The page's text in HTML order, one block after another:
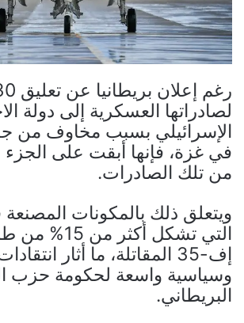
لصادراتها العسكرية إلى دولة
الإسرائيلي بسبب مخاوف من
في غزة، فإنها أبقت على الجزء
من تلك الصادرات.
ويتعلق ذلك بالمكونات المصنعة
التي تشكل أكثر من
إف-35 المقاتلة، ما أثار
وسياسية واسعة لحكومة حزب
البريطاني.